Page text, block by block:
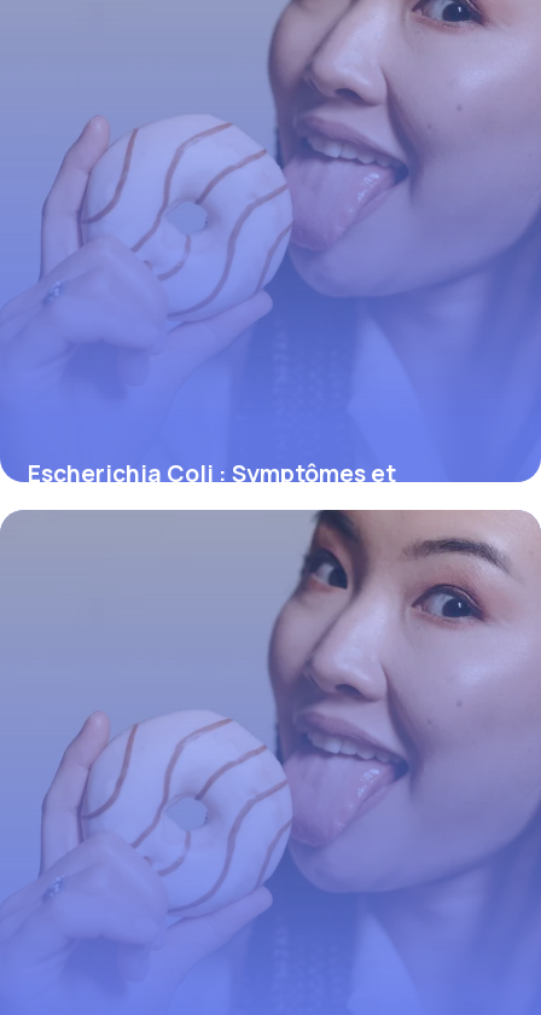
Escherichia Coli : Symptômes et
Prévention